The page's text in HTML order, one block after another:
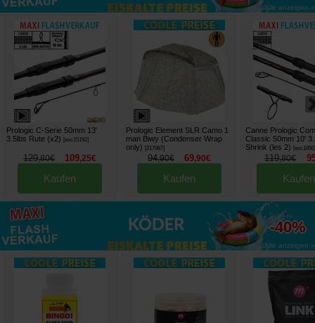
Alle anzeigen »
Prologic C-Serie 50mm 13'
3.5lbs Rute (x2)
[esc15192]
129,80€ 109,25€
Kaufen
Prologic Element SLR Camo 1
man Biwy (Condenser Wrap
only)
217987]
94,90€ 69,90€
Kaufen
Canne Prologic
Classic 50mm 10'
Shrink (les 2)
[
119,80€
Kaufen
bis zu
-40%
Alle anzeigen »